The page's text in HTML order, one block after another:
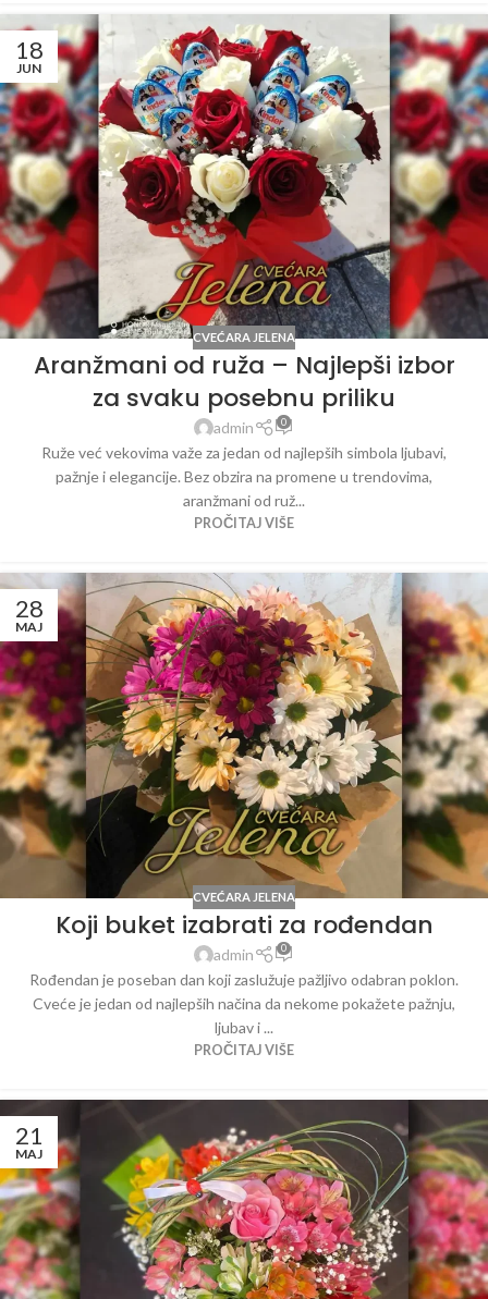
18
JUN
CVEĆARA JELENA
Aranžmani od ruža – Najlepši izbor
za svaku posebnu priliku
admin 0
Ruže već vekovima važe za jedan od najlepših simbola ljubavi,
pažnje i elegancije. Bez obzira na promene u trendovima,
aranžmani od ruž...
PROČITAJ VIŠE
28
MAJ
CVEĆARA JELENA
Koji buket izabrati za rođendan
admin 0
Rođendan je poseban dan koji zaslužuje pažljivo odabran poklon.
Cveće je jedan od najlepših načina da nekome pokažete pažnju,
ljubav i ...
PROČITAJ VIŠE
21
MAJ